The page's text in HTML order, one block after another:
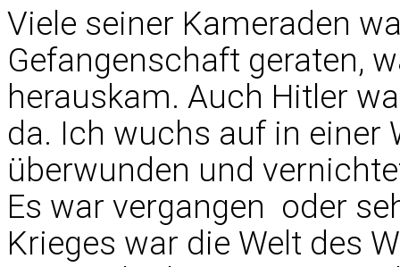
Viele seiner Kameraden
Gefangenschaft geraten,
herauskam. Auch Hitler
da. Ich wuchs auf in einer
überwunden und
Es war vergangen  oder
Krieges war die Welt des